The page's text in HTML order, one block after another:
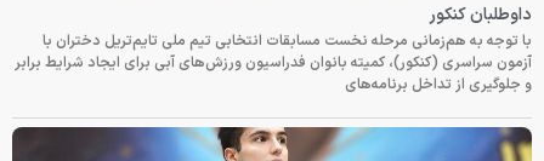
داوطلبان کنکور
با توجه به هم‌زمانی مرحله نخست مسابقات انتخابی تیم ملی تایم‌تریل دختران با
آزمون سراسری (کنکور)، کمیته بانوان فدراسیون ورزش‌های آبی برای ایجاد شرایط برابر
و جلوگیری از تداخل برنامه‌های